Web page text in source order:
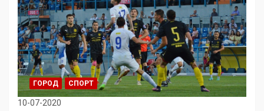
ГОРОД СПОРТ
10-07-2020